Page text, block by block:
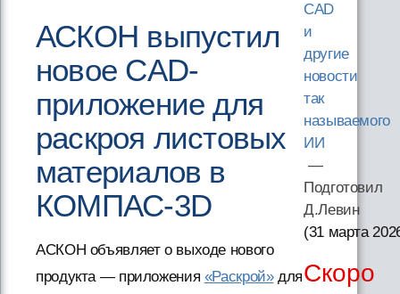
АСКОН выпустил
новое CAD-
приложение для
раскроя листовых
материалов в
КОМПАС-3D
АСКОН объявляет о выходе нового
продукта — приложения «Раскрой»для
CAD
и
другие
новости
так
называемого
ИИ
—
Подготовил
Д.Левин
(31 марта
Скоро